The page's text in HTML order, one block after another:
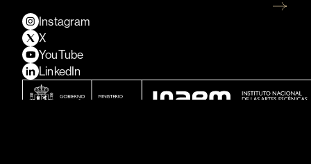
Instagram
X
YouTube
LinkedIn